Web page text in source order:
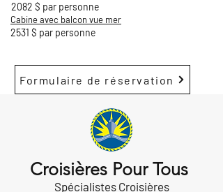
2082 $ par personne
Cabine avec balcon vue mer
2531 $ par personne
Formulaire de réservation
Croisières Pour Tous
Spécialistes Croisières